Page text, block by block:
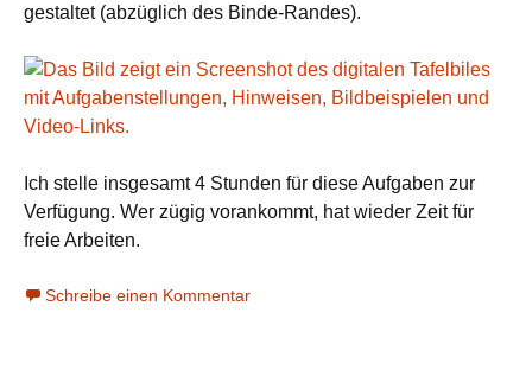
gestaltet (abzüglich des Binde-Randes).
Ich stelle insgesamt 4 Stunden für diese Aufgaben zur
Verfügung. Wer zügig vorankommt, hat wieder Zeit für
freie Arbeiten.
Schreibe einen Kommentar